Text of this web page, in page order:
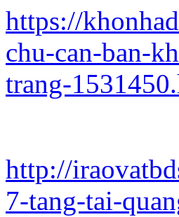
https://
chu-can-ban-
trang-
http://
7-tang-tai-